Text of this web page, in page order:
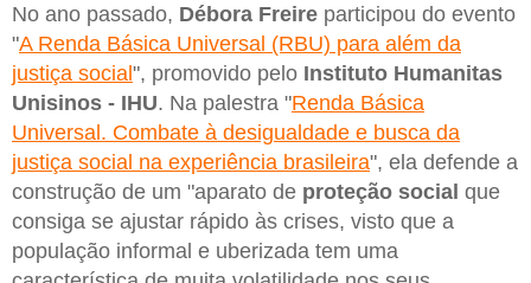
No ano passado, Débora Freire participou do evento
"A Renda Básica Universal (RBU) para além da
justiça social", promovido pelo Instituto Humanitas
Unisinos - IHU. Na palestra "Renda Básica
Universal. Combate à desigualdade e busca da
justiça social na experiência brasileira", ela defende a
construção de um "aparato de proteção social que
consiga se ajustar rápido às crises, visto que a
população informal e uberizada tem uma